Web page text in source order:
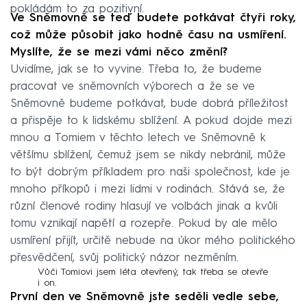
pokládám to za pozitivní.
Ve Sněmovně se teď budete potkávat čtyři roky,
což může působit jako hodně času na usmíření.
Myslíte, že se mezi vámi něco změní?
Uvidíme, jak se to vyvine. Třeba to, že budeme
pracovat ve sněmovních výborech a že se ve
Sněmovně budeme potkávat, bude dobrá příležitost
a přispěje to k lidskému sblížení. A pokud dojde mezi
mnou a Tomiem v těchto letech ve Sněmovně k
většímu sblížení, čemuž jsem se nikdy nebránil, může
to být dobrým příkladem pro naši společnost, kde je
mnoho příkopů i mezi lidmi v rodinách. Stává se, že
různí členové rodiny hlasují ve volbách jinak a kvůli
tomu vznikají napětí a rozepře. Pokud by ale mělo
usmíření přijít, určitě nebude na úkor mého politického
přesvědčení, svůj politický názor nezměním.
Vůči Tomiovi jsem léta otevřený, tak třeba se otevře
i on.
První den ve Sněmovně jste seděli vedle sebe,